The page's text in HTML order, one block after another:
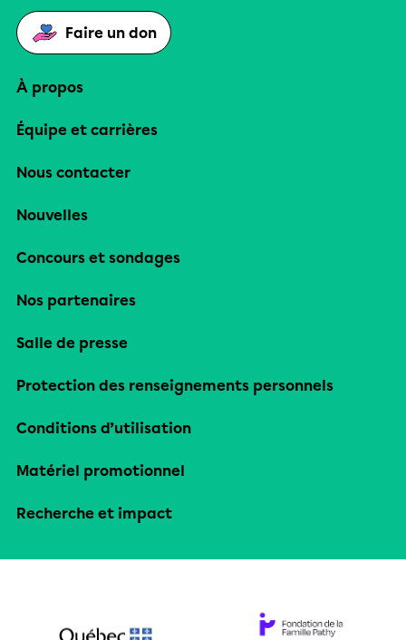
Faire un don
À propos
Équipe et carrières
Nous contacter
Nouvelles
Concours et sondages
Nos partenaires
Salle de presse
Protection des renseignements personnels
Conditions d’utilisation
Matériel promotionnel
Recherche et impact